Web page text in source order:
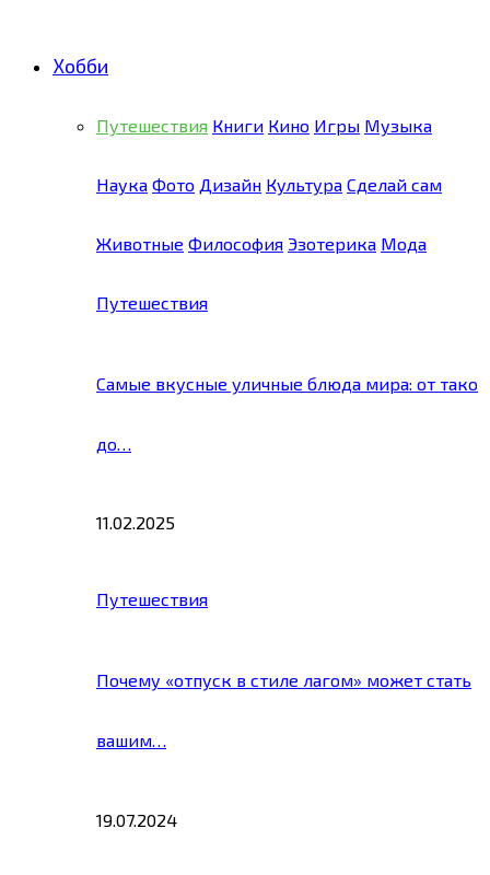
Хобби
Путешествия Книги Кино Игры Музыка
Наука Фото Дизайн Культура Сделай сам
Животные Философия Эзотерика Мода
Путешествия
Самые вкусные уличные блюда мира: от тако
до…
11.02.2025
Путешествия
Почему «отпуск в стиле лагом» может стать
вашим…
19.07.2024